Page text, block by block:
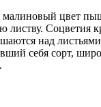
малиновый цвет
листву. Соцветия
над
себя сорт,